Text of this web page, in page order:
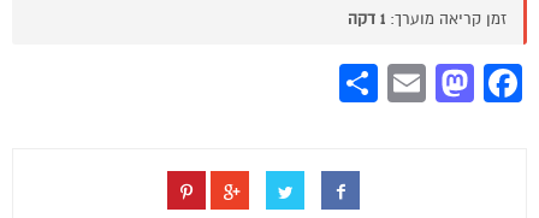
זמן קריאה מוערך: 1 דקה
Facebook
Mastodon
Email